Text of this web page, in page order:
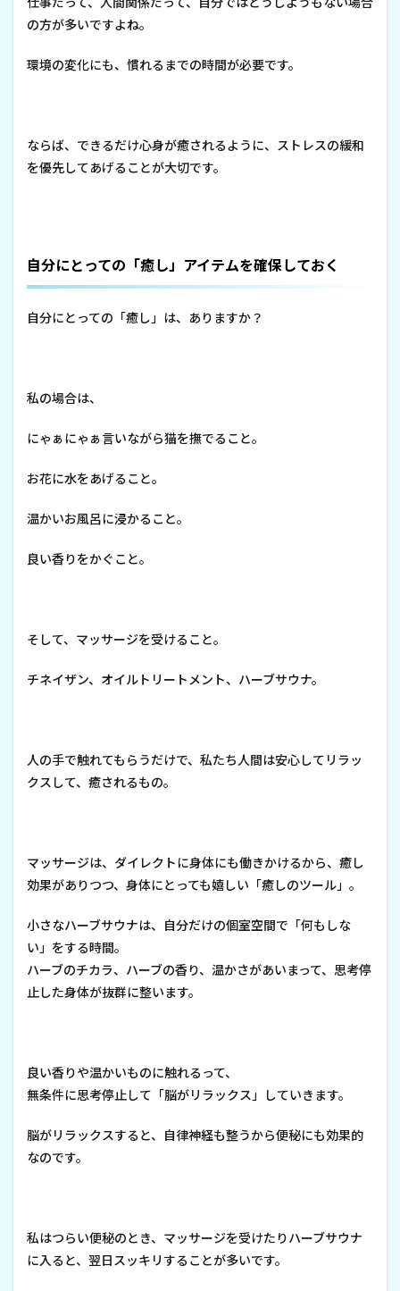
の方が多いですよね。
環境の変化にも、慣れるまでの時間が必要です。
ならば、できるだけ心身が癒されるように、ストレスの緩和
を優先してあげることが大切です。
自分にとっての「癒し」アイテムを確保しておく
自分にとっての「癒し」は、ありますか？
私の場合は、
にゃぁにゃぁ言いながら猫を撫でること。
お花に水をあげること。
温かいお風呂に浸かること。
良い香りをかぐこと。
そして、マッサージを受けること。
チネイザン、オイルトリートメント、ハーブサウナ。
人の手で触れてもらうだけで、私たち人間は安心してリラッ
クスして、癒されるもの。
マッサージは、ダイレクトに身体にも働きかけるから、癒し
効果がありつつ、身体にとっても嬉しい「癒しのツール」。
小さなハーブサウナは、自分だけの個室空間で「何もしな
い」をする時間。
ハーブのチカラ、ハーブの香り、温かさがあいまって、思考停
止した身体が抜群に整います。
良い香りや温かいものに触れるって、
無条件に思考停止して「脳がリラックス」していきます。
脳がリラックスすると、自律神経も整うから便秘にも効果的
なのです。
私はつらい便秘のとき、マッサージを受けたりハーブサウナ
に入ると、翌日スッキリすることが多いです。